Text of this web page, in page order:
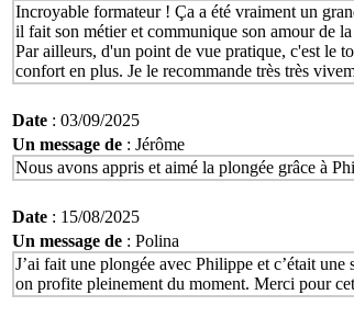
Incroyable formateur ! Ça a été vraiment un
il fait son métier et communique son amour de
Par ailleurs, d'un point de vue pratique, c'est le
confort en plus. Je le recommande très très
Date : 03/09/2025
Un message de : Jérôme
Nous avons appris et aimé la plongée grâce à
Date : 15/08/2025
Un message de : Polina
J’ai fait une plongée avec Philippe et c’était
on profite pleinement du moment. Merci pour